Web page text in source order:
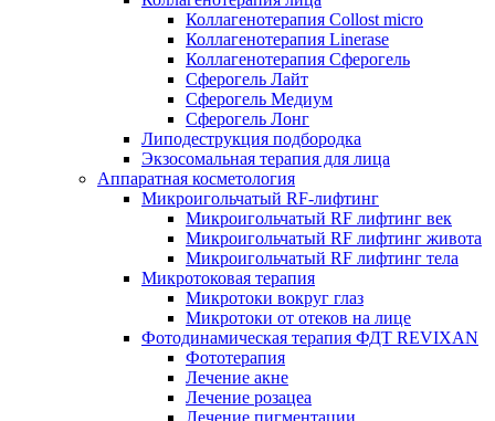
Коллагенотерапия Collost micro
Коллагенотерапия Linerase
Коллагенотерапия Сферогель
Сферогель Лайт
Сферогель Медиум
Сферогель Лонг
Липодеструкция подбородка
Экзосомальная терапия для лица
Аппаратная косметология
Микроигольчатый RF-лифтинг
Микроигольчатый RF лифтинг век
Микроигольчатый RF лифтинг живота
Микроигольчатый RF лифтинг тела
Микротоковая терапия
Микротоки вокруг глаз
Микротоки от отеков на лице
Фотодинамическая терапия ФДТ REVIXAN
Фототерапия
Лечение акне
Лечение розацеа
Лечение пигментации